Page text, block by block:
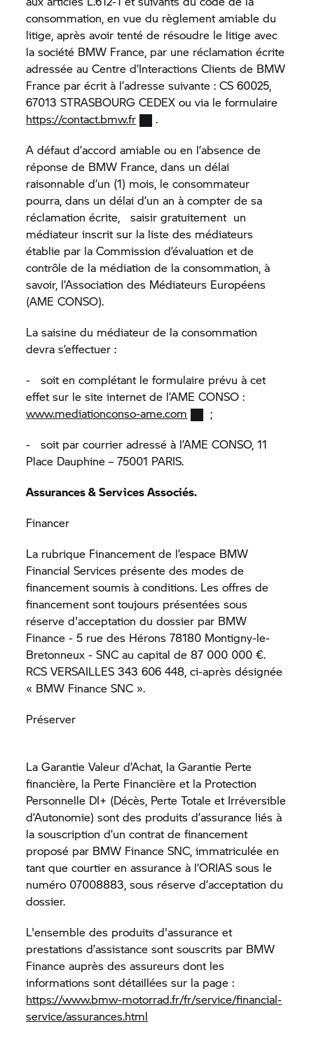
consommation, en vue du règlement amiable du
litige, après avoir tenté de résoudre le litige avec
la société BMW France, par une réclamation écrite
adressée au Centre d’Interactions Clients de BMW
France par écrit à l’adresse suivante : CS 60025,
67013 STRASBOURG CEDEX ou via le formulaire
https://contact.bmw.fr
.
A défaut d’accord amiable ou en l’absence de
réponse de BMW France, dans un délai
raisonnable d’un (1) mois, le consommateur
pourra, dans un délai d’un an à compter de sa
réclamation écrite, saisir gratuitement un
médiateur inscrit sur la liste des médiateurs
établie par la Commission d’évaluation et de
contrôle de la médiation de la consommation, à
savoir, l’Association des Médiateurs Européens
(AME CONSO).
La saisine du médiateur de la consommation
devra s’effectuer :
- soit en complétant le formulaire prévu à cet
effet sur le site internet de l’AME CONSO :
www.mediationconso-ame.com
;
- soit par courrier adressé à l’AME CONSO, 11
Place Dauphine – 75001 PARIS.
Assurances & Services Associés.
Financer
La rubrique Financement de l’espace BMW
Financial Services présente des modes de
financement soumis à conditions. Les offres de
financement sont toujours présentées sous
réserve d'acceptation du dossier par BMW
Finance - 5 rue des Hérons 78180 Montigny-le-
Bretonneux - SNC au capital de 87 000 000 €.
RCS VERSAILLES 343 606 448, ci-après désignée
« BMW Finance SNC ».
Préserver
La Garantie Valeur d’Achat, la Garantie Perte
financière, la Perte Financière et la Protection
Personnelle DI+ (Décès, Perte Totale et Irréversible
d’Autonomie) sont des produits d’assurance liés à
la souscription d’un contrat de financement
proposé par BMW Finance SNC, immatriculée en
tant que courtier en assurance à l’ORIAS sous le
numéro 07008883, sous réserve d’acceptation du
dossier.
L'ensemble des produits d'assurance et
prestations d’assistance sont souscrits par BMW
Finance auprès des assureurs dont les
informations sont détaillées sur la page :
https://www.bmw-motorrad.fr/fr/service/financial-
service/assurances.html